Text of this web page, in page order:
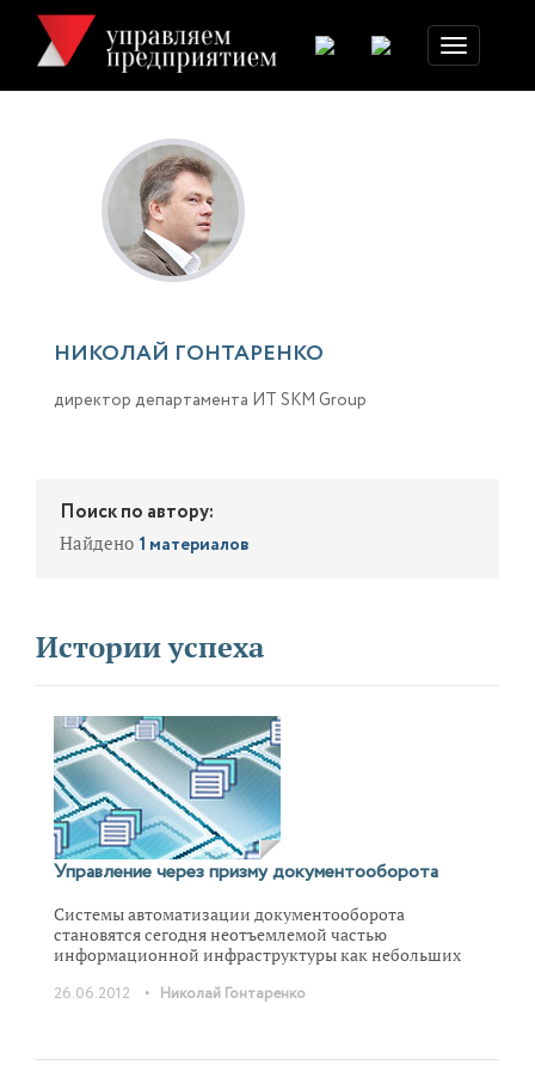
Toggle
navigation
НИКОЛАЙ ГОНТАРЕНКО
директор департамента ИТ SKM Group
Поиск по автору:
Найдено 1 материалов
Истории успеха
Управление через призму документооборота
Системы автоматизации документооборота
становятся сегодня неотъемлемой частью
информационной инфраструктуры как небольших
системы обеспечивают автоматизацию полного
этого процесса обусловлен не только функционалом
26.06.2012 • Николай Гонтаренко